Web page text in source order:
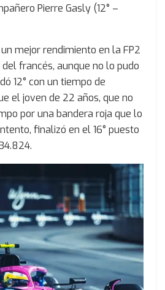
Pierre Gasly (12° –
mejor rendimiento en la FP2
francés, aunque no lo pudo
12° con un tiempo de
el joven de 22 años, que no
por una bandera roja que lo
finalizó en el 16° puesto